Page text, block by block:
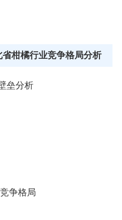
柑橘行业竞争格局分析
垒分析
争格局